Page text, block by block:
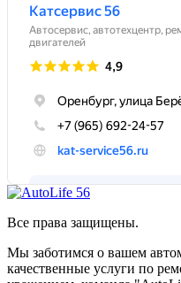
Все права защищены.
Мы заботимся о вашем
качественные услуги по